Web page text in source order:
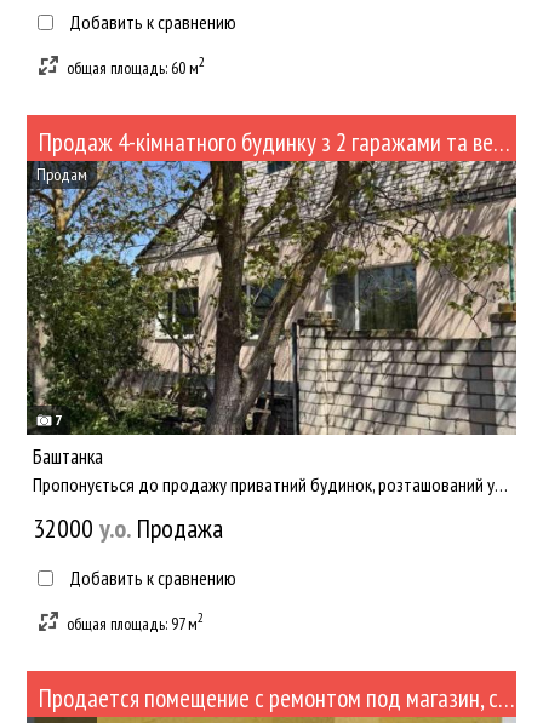
Добавить к сравнению
общая площадь: 60 м2
Продаж 4-кімнатного будинку з 2 гаражами та великим двором у м. Баштанка (№524)
7
Продам
Баштанка
Пропонується до продажу приватний будинок, розташований у затишному районі міста Баштанка по вулиці Гребенюка....
32000 y.о. Продажа
Добавить к сравнению
общая площадь: 97 м2
Продается помещение с ремонтом под магазин, стоматологию , медцентр и другое (№422-74)